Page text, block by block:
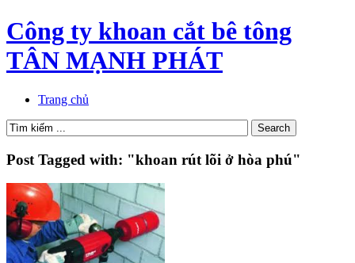
Công ty khoan cắt bê tông
TÂN MẠNH PHÁT
Trang chủ
Post Tagged with: "khoan rút lõi ở hòa phú"